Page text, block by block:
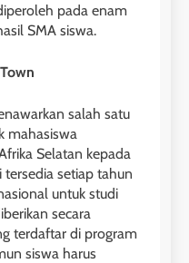
pada enam
SMA siswa.
salah satu
mahasiswa
Selatan kepada
tersedia setiap tahun
untuk studi
secara
terdaftar di program
siswa harus